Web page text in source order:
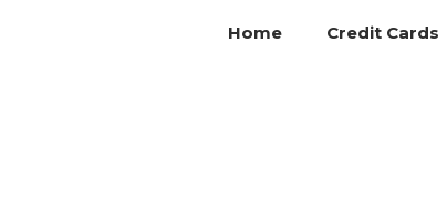
Home Credit Cards